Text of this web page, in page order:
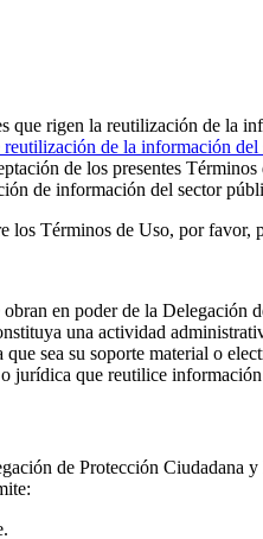
que rigen la reutilización de la
de la información
de los presentes
de información del sector
los Términos de Uso, por
obran en poder de la
una actividad
sea su soporte material o
jurídica que reutilice
de Protección